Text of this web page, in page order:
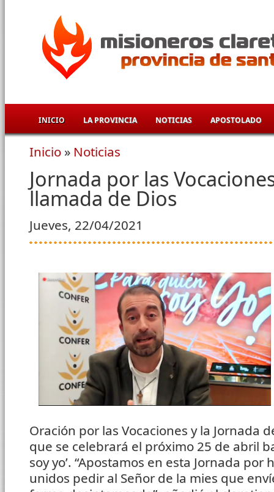
INICIO LA PROVINCIA NOTICIAS APOSTOLADO
Se encuentra usted aquí
Inicio » Noticias
Jornada por las
llamada de Dios
Jueves, 22/04/2021
Oración por las Vocaciones y la Jornada
que se celebrará el próximo 25 de abril
soy yo’. “Apostamos en esta Jornada
unidos pedir al Señor de la mies que